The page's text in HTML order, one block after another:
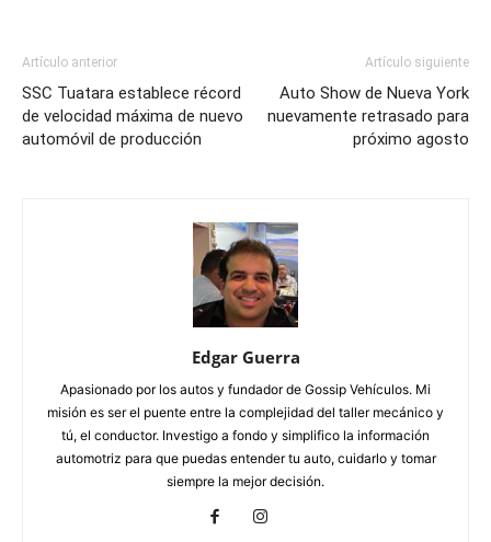
Artículo anterior
SSC Tuatara establece récord
de velocidad máxima de nuevo
automóvil de producción
Artículo siguiente
Auto Show de Nueva York
nuevamente retrasado para
próximo agosto
Edgar Guerra
Apasionado por los autos y fundador de Gossip Vehículos. Mi
misión es ser el puente entre la complejidad del taller mecánico y
tú, el conductor. Investigo a fondo y simplifico la información
automotriz para que puedas entender tu auto, cuidarlo y tomar
siempre la mejor decisión.